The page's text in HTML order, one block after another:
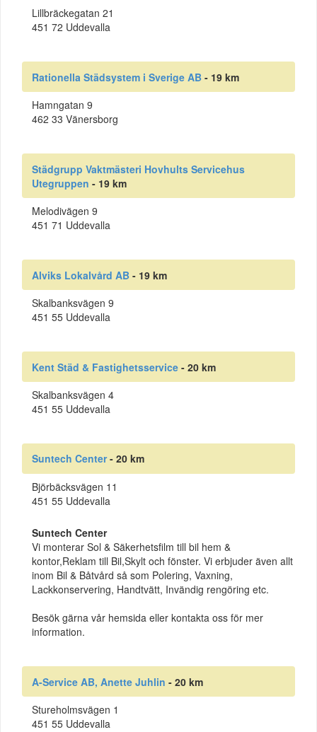
Lillbräckegatan 21
451 72 Uddevalla
Rationella Städsystem i Sverige AB - 19 km
Hamngatan 9
462 33 Vänersborg
Städgrupp Vaktmästeri Hovhults Servicehus
Utegruppen - 19 km
Melodivägen 9
451 71 Uddevalla
Alviks Lokalvård AB - 19 km
Skalbanksvägen 9
451 55 Uddevalla
Kent Städ & Fastighetsservice - 20 km
Skalbanksvägen 4
451 55 Uddevalla
Suntech Center- 20 km
Björbäcksvägen 11
451 55 Uddevalla
Suntech Center
Vi monterar Sol & Säkerhetsfilm till bil hem &
kontor,Reklam till Bil,Skylt och fönster. Vi erbjuder även allt
inom Bil & Båtvård så som Polering, Vaxning,
Lackkonservering, Handtvätt, Invändig rengöring etc.
Besök gärna vår hemsida eller kontakta oss för mer
information.
A-Service AB, Anette Juhlin - 20 km
Stureholmsvägen 1
451 55 Uddevalla